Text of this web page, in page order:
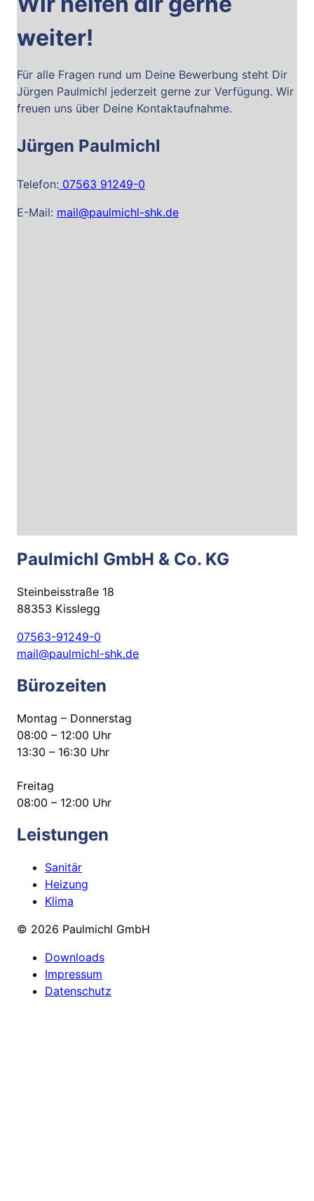
weiter!
Für alle Fragen rund um Deine Bewerbung steht Dir
Jürgen Paulmichl jederzeit gerne zur Verfügung. Wir
freuen uns über Deine Kontaktaufnahme.
Jürgen Paulmichl
Telefon: 07563 91249-0
E-Mail: mail@paulmichl-shk.de
Paulmichl GmbH & Co. KG
Steinbeisstraße 18
88353 Kisslegg
07563-91249-0
mail@paulmichl-shk.de
Bürozeiten
Montag – Donnerstag
08:00 – 12:00 Uhr
13:30 – 16:30 Uhr
Freitag
08:00 – 12:00 Uhr
Leistungen
Sanitär
Heizung
Klima
© 2026 Paulmichl GmbH
Downloads
Impressum
Datenschutz